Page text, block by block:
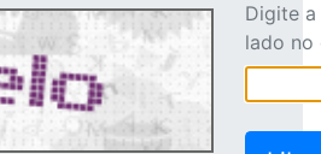
Digite
lado no